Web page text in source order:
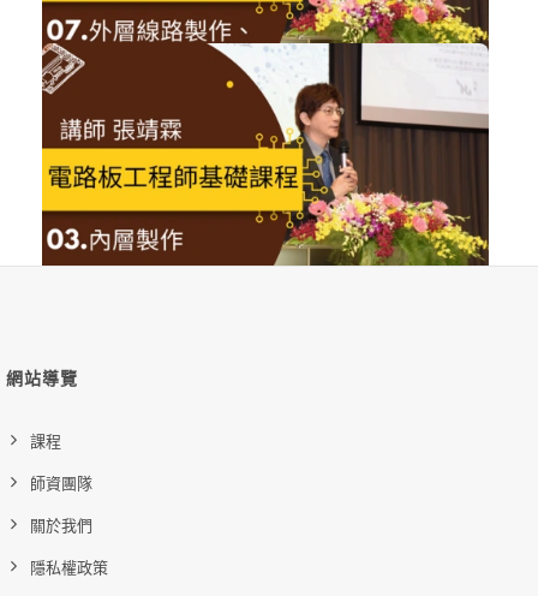
NT$1,200
電路板工程師基礎課程07
技術類
技術類
網站導覽
課程
師資團隊
關於我們
隱私權政策